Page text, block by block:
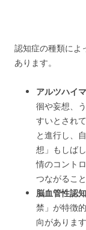
認知症の種類によ
あります。
アルツハイ
徊や妄想、
すいとされ
と進行し、
想」もしば
情のコント
つながるこ
脳血管性認
禁」が特徴
向がありま